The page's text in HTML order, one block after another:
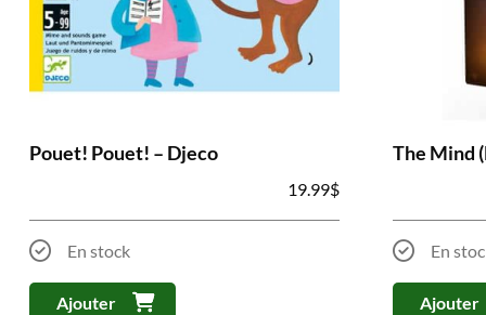
Pouet! Pouet! – Djeco
19.99$
En stock
Ajouter
The Mind
En
Ajouter